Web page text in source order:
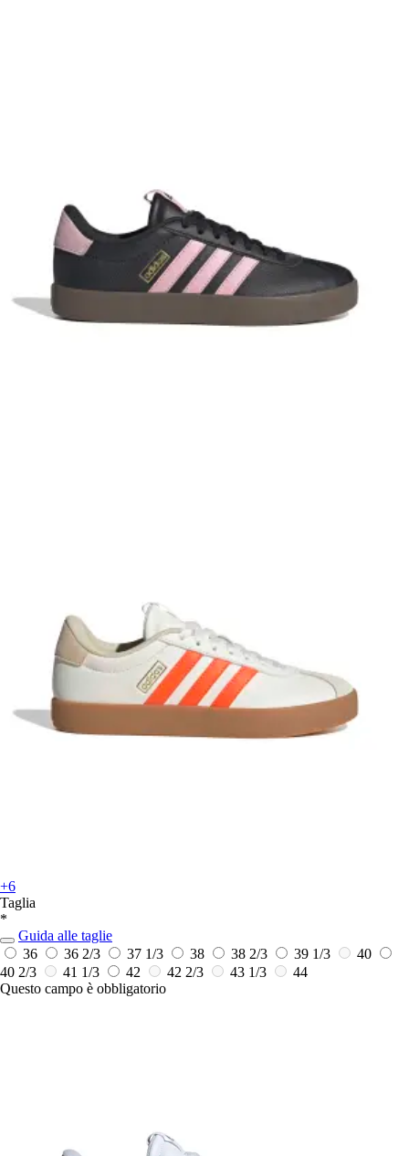
+6
Taglia
*
Guida alle taglie
36
36 2/3 37 1/3 38 38 2/3 39 1/3
40
40 2/3
41 1/3 42 42 2/3 43 1/3
44
Questo campo è obbligatorio